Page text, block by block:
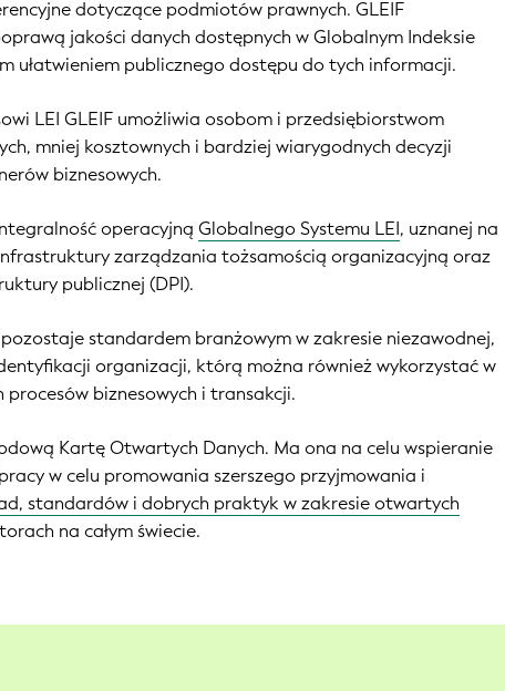
dotyczące podmiotów prawnych. GLEIF
jakości danych dostępnych w Globalnym Indeksie
ułatwieniem publicznego dostępu do tych informacji.
LEI GLEIF umożliwia osobom i przedsiębiorstwom
mniej kosztownych i bardziej wiarygodnych decyzji
biznesowych.
operacyjnąGlobalnego Systemu LEI, uznanej na
zarządzania tożsamością organizacyjną oraz
publicznej (DPI).
pozostaje standardem branżowym w zakresie niezawodnej,
organizacji, którą można również wykorzystać w
biznesowych i transakcji.
Kartę Otwartych Danych. Ma ona na celu wspieranie
w celu promowania szerszego przyjmowania i
standardów i dobrych praktyk w zakresie otwartych
na całym świecie.